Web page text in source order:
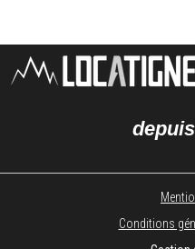
Conditions